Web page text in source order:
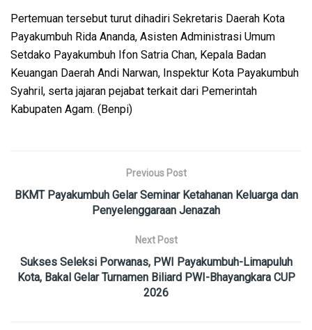
Pertemuan tersebut turut dihadiri Sekretaris Daerah Kota
Payakumbuh Rida Ananda, Asisten Administrasi Umum
Setdako Payakumbuh Ifon Satria Chan, Kepala Badan
Keuangan Daerah Andi Narwan, Inspektur Kota Payakumbuh
Syahril, serta jajaran pejabat terkait dari Pemerintah
Kabupaten Agam. (Benpi)
Previous Post
BKMT Payakumbuh Gelar Seminar Ketahanan Keluarga dan
Penyelenggaraan Jenazah
Next Post
Sukses Seleksi Porwanas, PWI Payakumbuh-Limapuluh
Kota, Bakal Gelar Turnamen Biliard PWI-Bhayangkara CUP
2026